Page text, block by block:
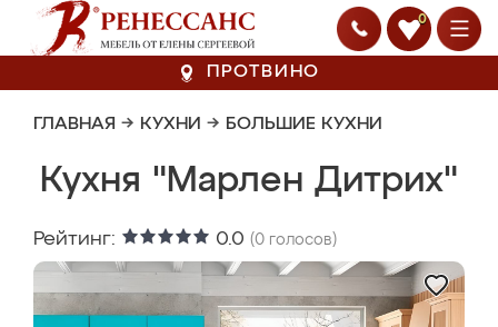
0
ПРОТВИНО
ГЛАВНАЯ → КУХНИ → БОЛЬШИЕ КУХНИ
Кухня "Марлен Дитрих"
Рейтинг: 0.0 (0 голосов)